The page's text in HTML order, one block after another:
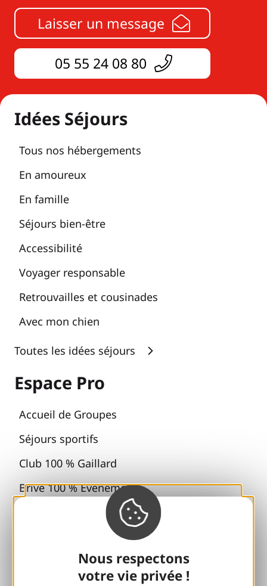
Nous respectons
votre vie privée !
Laisser un message
05 55 24 08 80
Idées Séjours
Tous nos hébergements
En amoureux
En famille
Séjours bien-être
Accessibilité
Voyager responsable
Retrouvailles et cousinades
Avec mon chien
Toutes les idées séjours
Espace Pro
Accueil de Groupes
Séjours sportifs
Club 100 % Gaillard
Brive 100 % Evénement